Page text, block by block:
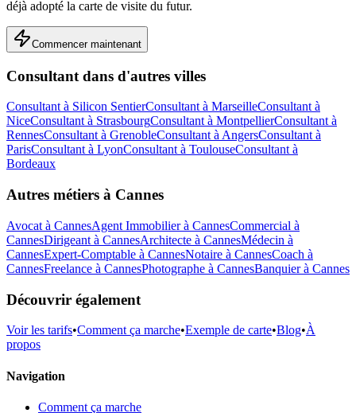
déjà adopté la carte de visite du futur.
Commencer maintenant
Consultant dans d'autres villes
Consultantà Silicon SentierConsultantà MarseilleConsultantà
NiceConsultantà StrasbourgConsultantà MontpellierConsultantà
RennesConsultantà GrenobleConsultantàAngersConsultantà
ParisConsultantà LyonConsultantà ToulouseConsultantà
Bordeaux
Autres métiers à Cannes
Avocat à CannesAgent Immobilierà CannesCommercial à
CannesDirigeant à CannesArchitecte à CannesMédecin à
CannesExpert-Comptable à CannesNotaire à CannesCoach à
CannesFreelance à CannesPhotographe à CannesBanquierà Cannes
Découvrir également
Voir les tarifs•Comment ça marche•Exemple de carte•Blog•À
propos
Navigation
Comment ça marche